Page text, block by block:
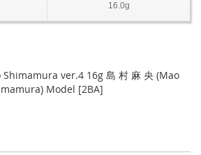
16.0g
ver.4 16g 島 村 麻 央 (Mao
Model [2BA]